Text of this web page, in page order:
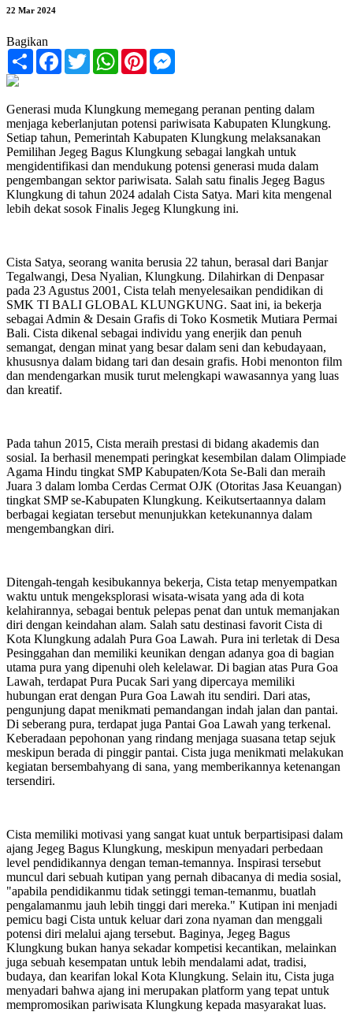
22 Mar 2024
Bagikan
Share FacebookTwitterWhatsApp
Pinterest
Generasi muda Klungkung memegang peranan penting dalam
menjaga keberlanjutan potensi pariwisata Kabupaten Klungkung.
Setiap tahun, Pemerintah Kabupaten Klungkung melaksanakan
Pemilihan Jegeg Bagus Klungkung sebagai langkah untuk
mengidentifikasi dan mendukung potensi generasi muda dalam
pengembangan sektor pariwisata. Salah satu finalis Jegeg Bagus
Klungkung di tahun 2024 adalah Cista Satya. Mari kita mengenal
lebih dekat sosok Finalis Jegeg Klungkung ini.
Cista Satya, seorang wanita berusia 22 tahun, berasal dari Banjar
Tegalwangi, Desa Nyalian, Klungkung. Dilahirkan di Denpasar
pada 23 Agustus 2001, Cista telah menyelesaikan pendidikan di
SMK TI BALI GLOBAL KLUNGKUNG. Saat ini, ia bekerja
sebagai Admin & Desain Grafis di Toko Kosmetik Mutiara Permai
Bali. Cista dikenal sebagai individu yang enerjik dan penuh
semangat, dengan minat yang besar dalam seni dan kebudayaan,
khususnya dalam bidang tari dan desain grafis. Hobi menonton film
dan mendengarkan musik turut melengkapi wawasannya yang luas
dan kreatif.
Pada tahun 2015, Cista meraih prestasi di bidang akademis dan
sosial. Ia berhasil menempati peringkat kesembilan dalam Olimpiade
Agama Hindu tingkat SMP Kabupaten/Kota Se-Bali dan meraih
Juara 3 dalam lomba Cerdas Cermat OJK (Otoritas Jasa Keuangan)
tingkat SMP se-Kabupaten Klungkung. Keikutsertaannya dalam
berbagai kegiatan tersebut menunjukkan ketekunannya dalam
mengembangkan diri.
Ditengah-tengah kesibukannya bekerja, Cista tetap menyempatkan
waktu untuk mengeksplorasi wisata-wisata yang ada di kota
kelahirannya, sebagai bentuk pelepas penat dan untuk memanjakan
diri dengan keindahan alam. Salah satu destinasi favorit Cista di
Kota Klungkung adalah Pura Goa Lawah. Pura ini terletak di Desa
Pesinggahan dan memiliki keunikan dengan adanya goa di bagian
utama pura yang dipenuhi oleh kelelawar. Di bagian atas Pura Goa
Lawah, terdapat Pura Pucak Sari yang dipercaya memiliki
hubungan erat dengan Pura Goa Lawah itu sendiri. Dari atas,
pengunjung dapat menikmati pemandangan indah jalan dan pantai.
Di seberang pura, terdapat juga Pantai Goa Lawah yang terkenal.
Keberadaan pepohonan yang rindang menjaga suasana tetap sejuk
meskipun berada di pinggir pantai. Cista juga menikmati melakukan
kegiatan bersembahyang di sana, yang memberikannya ketenangan
tersendiri.
Cista memiliki motivasi yang sangat kuat untuk berpartisipasi dalam
ajang Jegeg Bagus Klungkung, meskipun menyadari perbedaan
level pendidikannya dengan teman-temannya. Inspirasi tersebut
muncul dari sebuah kutipan yang pernah dibacanya di media sosial,
"apabila pendidikanmu tidak setinggi teman-temanmu, buatlah
pengalamanmu jauh lebih tinggi dari mereka." Kutipan ini menjadi
pemicu bagi Cista untuk keluar dari zona nyaman dan menggali
potensi diri melalui ajang tersebut. Baginya, Jegeg Bagus
Klungkung bukan hanya sekadar kompetisi kecantikan, melainkan
juga sebuah kesempatan untuk lebih mendalami adat, tradisi,
budaya, dan kearifan lokal Kota Klungkung. Selain itu, Cista juga
menyadari bahwa ajang ini merupakan platform yang tepat untuk
mempromosikan pariwisata Klungkung kepada masyarakat luas.